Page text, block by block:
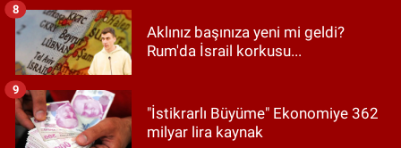
Aklınız başınıza yeni mi geldi?
Rum'da İsrail korkusu...
8
"İstikrarlı Büyüme" Ekonomiye 362
milyar lira kaynak
9